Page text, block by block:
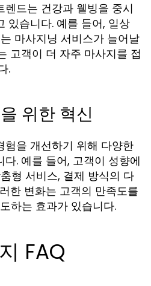
드는 건강과 웰빙을 중시
있습니다. 예를 들어, 일상
마사지닝 서비스가 늘어날
고객이 더 자주 마사지를 접
.
위한 혁신
험을 개선하기 위해 다양한
. 예를 들어, 고객이 성향에
형 서비스, 결제 방식의 다
한 변화는 고객의 만족도를
하는 효과가 있습니다.
FAQ